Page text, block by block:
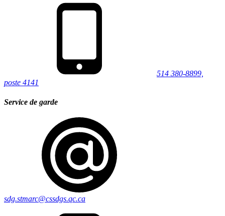
514 380-8899,
poste 4141
Service de garde
sdg.stmarc@cssdgs.qc.ca